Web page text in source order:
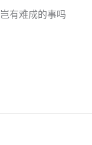
有难成的事吗